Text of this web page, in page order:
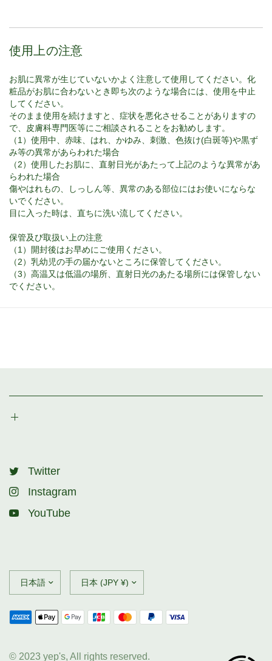
使用上の注意
お肌に異常が生じていないかよく注意して使用してください。化
粧品がお肌に合わないとき即ち次のような場合には、使用を中止
してください。
そのまま使用を続けますと、症状を悪化させることがありますの
で、皮膚科専門医等にご相談されることをお勧めします。
（1）使用中、赤味、はれ、かゆみ、刺激、色抜け(白斑等)や黒ず
み等の異常があらわれた場合
（2）使用したお肌に、直射日光があたって上記のような異常があ
らわれた場合
傷やはれもの、しっしん等、異常のある部位にはお使いにならな
いでください。
目に入った時は、直ちに洗い流してください。
保管及び取扱い上の注意
（1）開封後はお早めにご使用ください。
（2）乳幼児の手の届かないところに保管してください。
（3）高温又は低温の場所、直射日光のあたる場所には保管しない
でください。
Twitter
Instagram
YouTube
© 2023 yep's, All rights reserved.